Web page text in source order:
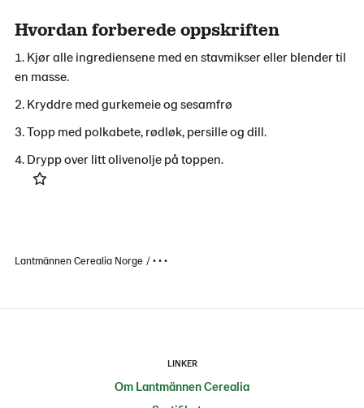
Hvordan forberede oppskriften
Kjør alle ingrediensene med en stavmikser eller blender til
en masse.
Kryddre med gurkemeie og sesamfrø
Topp med polkabete, rødløk, persille og dill.
Drypp over litt olivenolje på toppen.
Lantmännen Cerealia Norge • • •
LINKER
Om Lantmännen Cerealia